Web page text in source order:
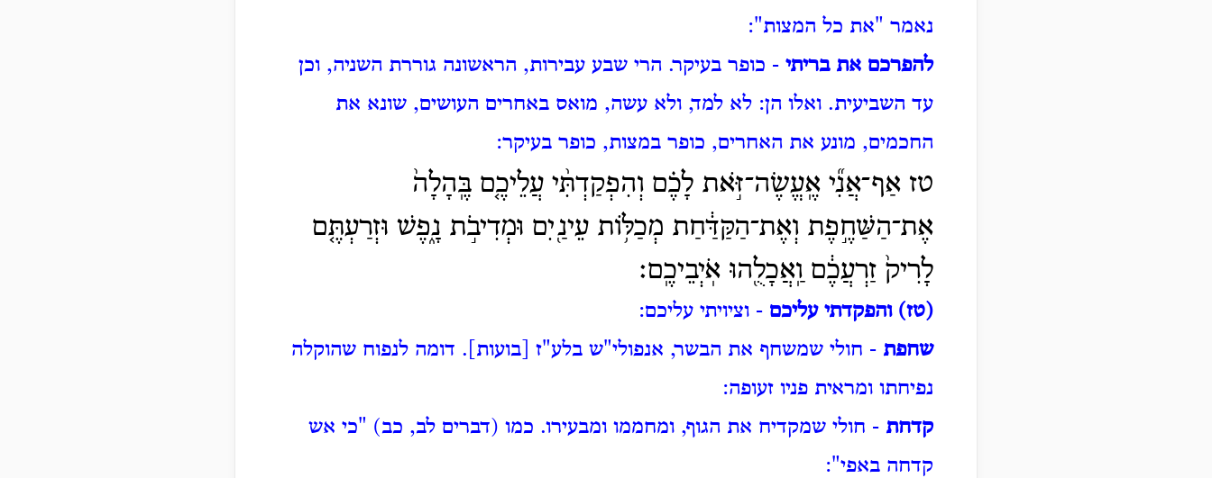
נאמר "את כל המצות":
להפרכם את בריתי - כופר בעיקר. הרי שבע עבירות, הראשונה גוררת השניה, וכן
עד השביעית. ואלו הן: לא למד, ולא עשה, מואס באחרים העושים, שונא את
החכמים, מונע את האחרים, כופר במצות, כופר בעיקר:
טז אַף־אֲנִ֞י אֶֽעֱשֶׂה־זֹּ֣את לָכֶ֗ם וְהִפְקַדְתִּ֨י עֲלֵיכֶ֤ם בֶּֽהָלָה֙
אֶת־הַשַּׁחֶ֣פֶת וְאֶת־הַקַּדַּ֔חַת מְכַלּ֥וֹת עֵינַ֖יִם וּמְדִיבֹ֣ת נָ֑פֶשׁ וּזְרַעְתֶּ֤ם
לָרִיק֙ זַרְעֲכֶ֔ם וַֽאֲכָלֻ֖הוּ אֹֽיְבֵיכֶֽם׃
(טז) והפקדתי עליכם - וציויתי עליכם:
שחפת - חולי שמשחף את הבשר, אנפולי"ש בלע"ז [בועות]. דומה לנפוח שהוקלה
נפיחתו ומראית פניו זעופה:
קדחת - חולי שמקדיח את הגוף, ומחממו ומבעירו. כמו (דברים לב, כב) "כי אש
קדחה באפי":